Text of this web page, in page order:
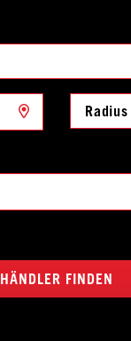
Radius
HÄNDLER FINDEN